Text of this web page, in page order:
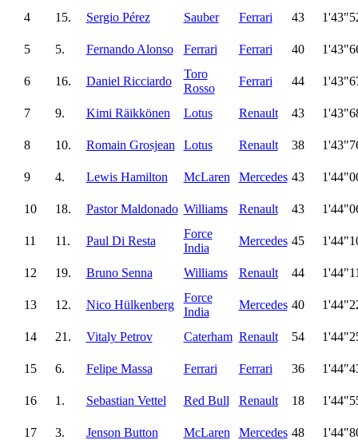
4 15. Sergio Pérez Sauber Ferrari 43
5 5. Fernando Alonso Ferrari Ferrari 40
6 16. Daniel Ricciardo
Toro
Rosso
Ferrari 44
7 9. Kimi Räikkönen Lotus Renault 43
8 10. Romain Grosjean Lotus Renault 38
9 4. Lewis Hamilton McLaren Mercedes 43
10 18. Pastor Maldonado Williams Renault 43
11 11. Paul Di Resta
Force
India
Mercedes 45
12 19. Bruno Senna Williams Renault 44
13 12. Nico Hülkenberg
Force
India
Mercedes 40
14 21. Vitaly Petrov Caterham Renault 54
15 6. Felipe Massa Ferrari Ferrari 36
16 1. Sebastian Vettel Red Bull Renault 18
17 3. Jenson Button McLaren Mercedes 48